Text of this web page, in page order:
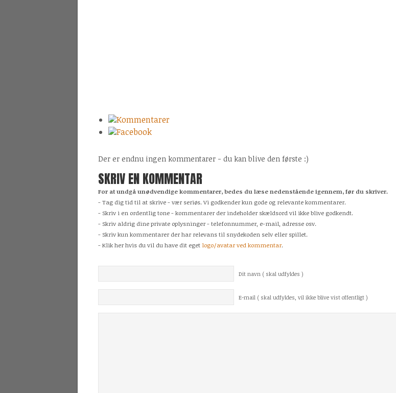
Kommentarer
Facebook
Der er endnu ingen kommentarer - du kan blive den første :)
SKRIV EN KOMMENTAR
For at undgå unødvendige kommentarer, bedes du læse nedenstående igennem, før du skriver.
- Tag dig tid til at skrive - vær seriøs. Vi godkender kun gode og relevante kommentarer.
- Skriv i en ordentlig tone - kommentarer der indeholder skældsord vil ikke blive godkendt.
- Skriv aldrig dine private oplysninger - telefonnummer, e-mail, adresse osv.
- Skriv kun kommentarer der har relevans til snydekoden selv eller spillet.
- Klik her hvis du vil du have dit eget logo/avatar ved kommentar.
Dit navn ( skal udfyldes )
E-mail ( skal udfyldes, vil ikke blive vist offentligt )